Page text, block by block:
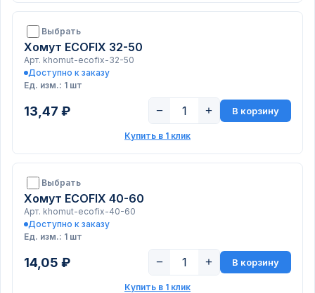
Выбрать
Хомут ECOFIX 32-50
Арт. khomut-ecofix-32-50
Доступно к заказу
Ед. изм.: 1 шт
13,47 ₽ − + В корзину
Купить в 1 клик
Выбрать
Хомут ECOFIX 40-60
Арт. khomut-ecofix-40-60
Доступно к заказу
Ед. изм.: 1 шт
14,05 ₽ − + В корзину
Купить в 1 клик